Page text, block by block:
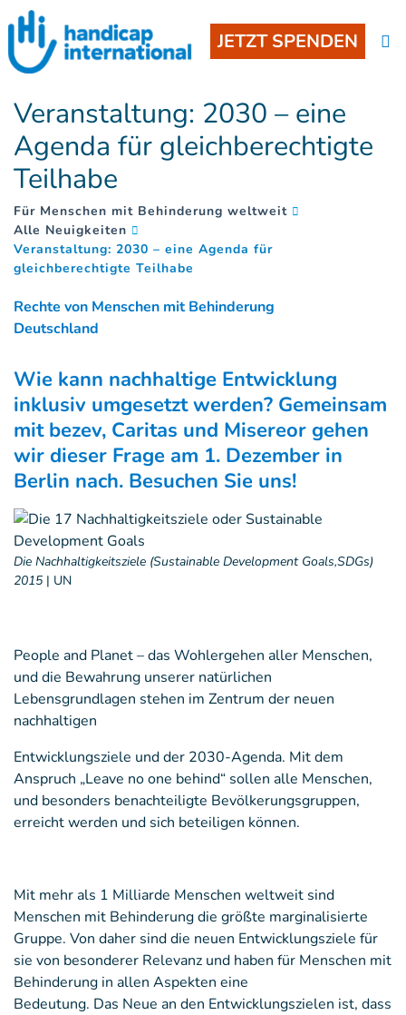
JETZT SPENDEN
Veranstaltung: 2030 – eine
Agenda für gleichberechtigte
Teilhabe
Für Menschen mit Behinderung weltweit
Alle Neuigkeiten
Veranstaltung: 2030 – eine Agenda für
gleichberechtigte Teilhabe
Rechte von Menschen mit Behinderung
Deutschland
Wie kann nachhaltige Entwicklung
inklusiv umgesetzt werden? Gemeinsam
mit bezev, Caritas und Misereor gehen
wir dieser Frage am 1. Dezember in
Berlin nach. Besuchen Sie uns!
Die Nachhaltigkeitsziele (Sustainable Development Goals,SDGs)
2015 | UN
People and Planet – das Wohlergehen aller Menschen,
und die Bewahrung unserer natürlichen
Lebensgrundlagen stehen im Zentrum der neuen
nachhaltigen
Entwicklungsziele und der 2030-Agenda. Mit dem
Anspruch „Leave no one behind“ sollen alle Menschen,
und besonders benachteiligte Bevölkerungsgruppen,
erreicht werden und sich beteiligen können.
Mit mehr als 1 Milliarde Menschen weltweit sind
Menschen mit Behinderung die größte marginalisierte
Gruppe. Von daher sind die neuen Entwicklungsziele für
sie von besonderer Relevanz und haben für Menschen mit
Behinderung in allen Aspekten eine
Bedeutung. Das Neue an den Entwicklungszielen ist, dass